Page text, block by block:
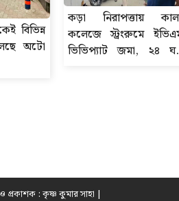
বিভিন্ন
অটো
কড়া নিরাপত্তায়
কলেজে স্ট্রংরুমে
ভিভিপ্যাট জমা, ২৪
প্রকাশক : কৃষ্ণ কুমার সাহা |